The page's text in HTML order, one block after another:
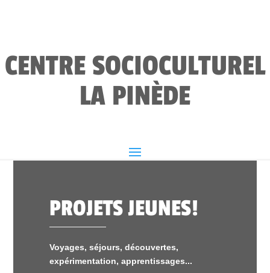
CENTRE SOCIOCULTUREL
LA PINÈDE
PROJETS JEUNES!
Voyages, séjours, découvertes,
expérimentation, apprentissages...